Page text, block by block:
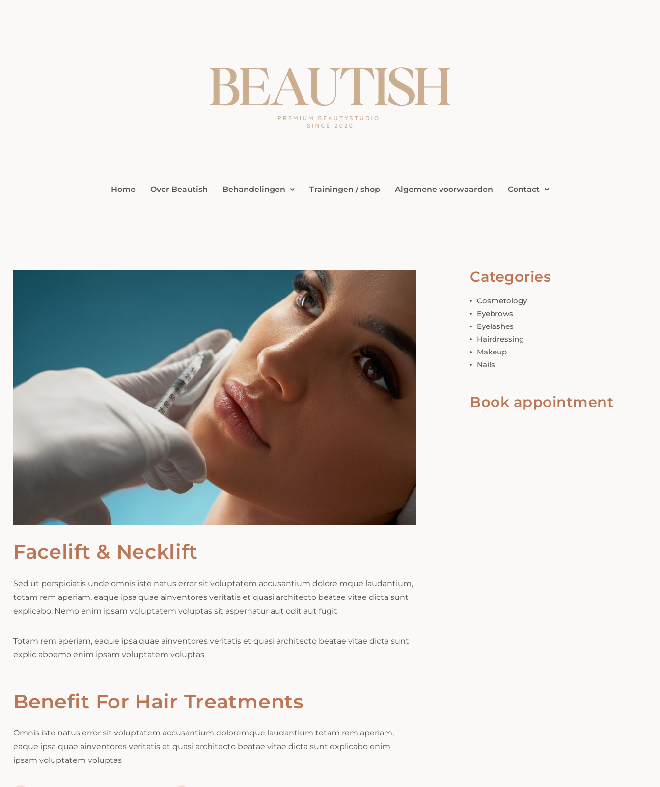
Home Over Beautish Behandelingen Trainingen / shop Algemene voorwaarden Contact
Facelift & Necklift
Sed ut perspiciatis unde omnis iste natus error sit voluptatem accusantium dolore mque laudantium,
totam rem aperiam, eaque ipsa quae ainventores veritatis et quasi architecto beatae vitae dicta sunt
explicabo. Nemo enim ipsam voluptatem voluptas sit aspernatur aut odit aut fugit
Totam rem aperiam, eaque ipsa quae ainventores veritatis et quasi architecto beatae vitae dicta sunt
explic aboemo enim ipsam voluptatem voluptas
Benefit For Hair Treatments
Omnis iste natus error sit voluptatem accusantium doloremque laudantium totam rem aperiam,
eaque ipsa quae ainventores veritatis et quasi architecto beatae vitae dicta sunt explicabo enim
ipsam voluptatem voluptas
Categories
Cosmetology
Eyebrows
Eyelashes
Hairdressing
Makeup
Nails
Book appointment